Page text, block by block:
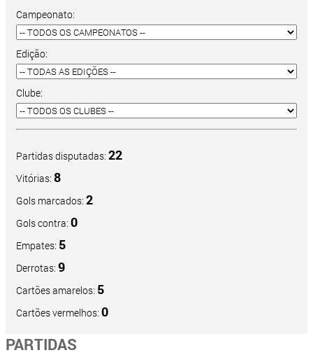
Campeonato:
Edição:
Clube:
Partidas disputadas: 22
Vitórias: 8
Gols marcados: 2
Gols contra: 0
Empates: 5
Derrotas: 9
Cartões amarelos: 5
Cartões vermelhos: 0
PARTIDAS